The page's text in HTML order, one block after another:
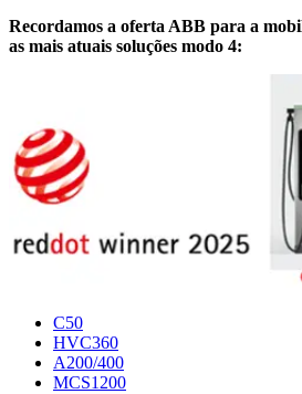
Recordamos a oferta ABB para a
as mais atuais soluções modo 4:
C50
HVC360
A200/400
MCS1200